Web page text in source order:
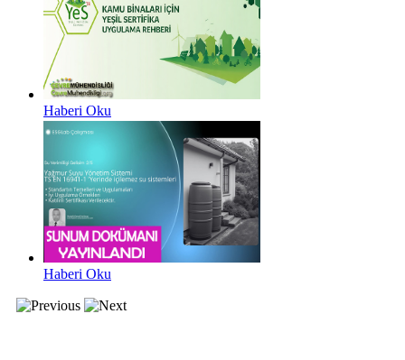
Haberi Oku
Haberi Oku